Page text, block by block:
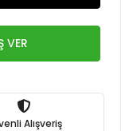
VER
Alışveriş